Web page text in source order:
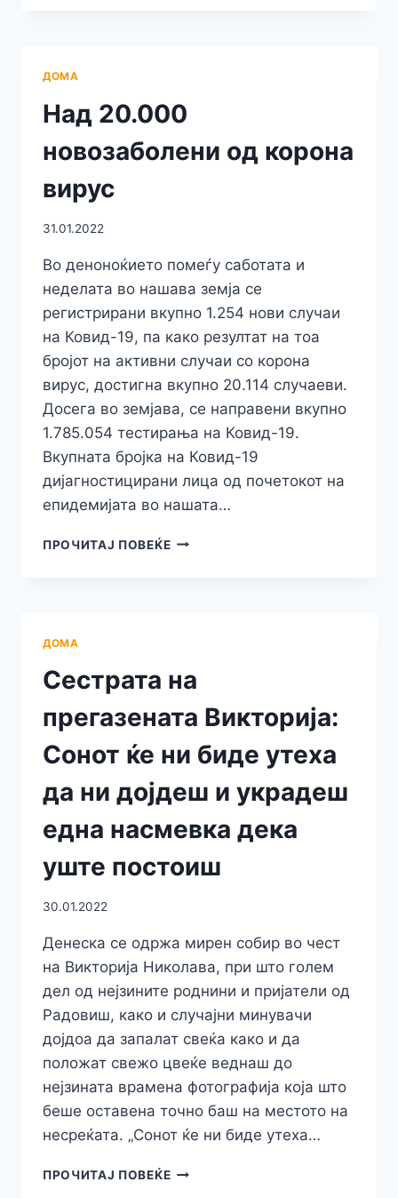
КАКО
ДЕЛ
БИЛАТЕРАЛНАТА
РЕПУБЛИКА
ПОЛСКА
ДОМА
Над 20.000
новозаболени од корона
вирус
31.01.2022
Во деноноќието помеѓу саботата и
неделата во нашава земја се
регистрирани вкупно 1.254 нови случаи
на Ковид-19, па како резултат на тоа
бројот на активни случаи со корона
вирус, достигна вкупно 20.114 случаеви.
Досега во земјава, се направени вкупно
1.785.054 тестирања на Ковид-19.
Вкупната бројка на Ковид-19
дијагностицирани лица од почетокот на
епидемијата во нашата…
ПРОЧИТАЈ ПОВЕЌЕНАД
ДОМА
Сестрата на
прегазената Викторија:
Сонот ќе ни биде утеха
да ни дојдеш и украдеш
една насмевка дека
уште постоиш
30.01.2022
Денеска се одржа мирен собир во чест
на Викторија Николава, при што голем
дел од нејзините роднини и пријатели од
Радовиш, како и случајни минувачи
дојдоа да запалат свеќа како и да
положат свежо цвеќе веднаш до
нејзината врамена фотографија која што
беше оставена точно баш на местото на
несреќата. „Сонот ќе ни биде утеха…
ПРОЧИТАЈ ПОВЕЌЕСЕСТРАТА